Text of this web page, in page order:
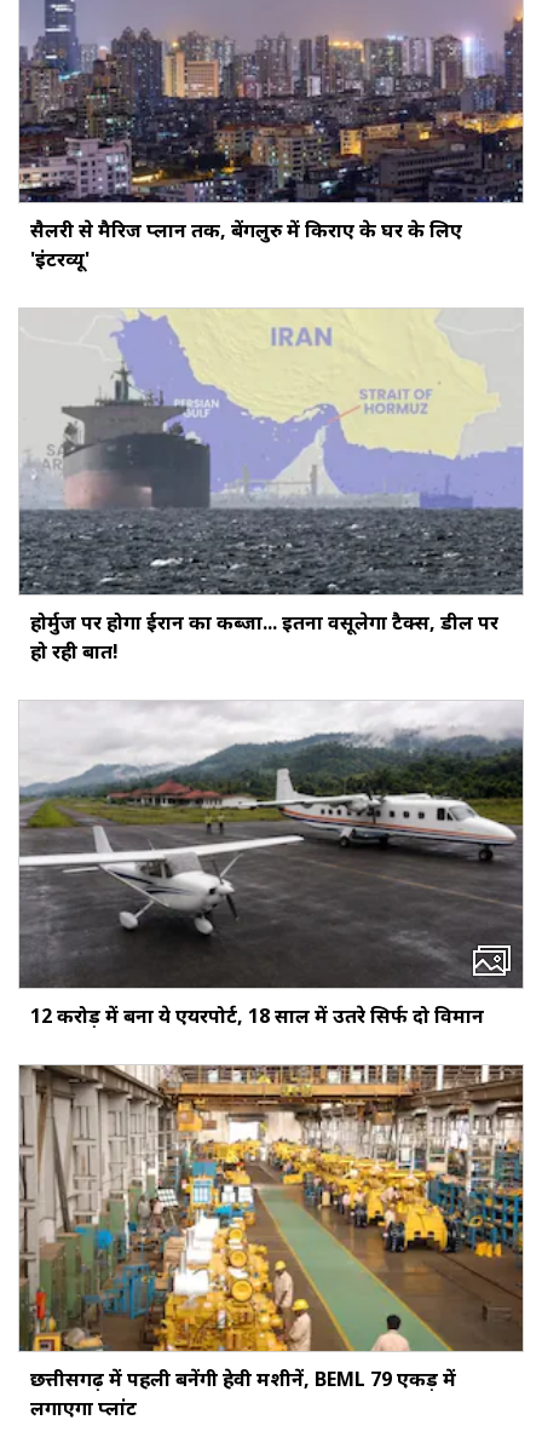
सैलरी से मैरिज प्लान तक, बेंगलुरु में किराए के घर के लिए
'इंटरव्यू'
होर्मुज पर होगा ईरान का कब्जा... इतना वसूलेगा टैक्स, डील पर
हो रही बात!
12 करोड़ में बना ये एयरपोर्ट, 18 साल में उतरे सिर्फ दो विमान
छत्तीसगढ़ में पहली बनेंगी हेवी मशीनें, BEML 79 एकड़ में
लगाएगा प्लांट